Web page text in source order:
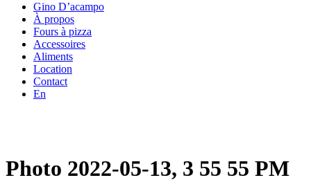
Gino D’acampo
À propos
Fours à pizza
Accessoires
Aliments
Location
Contact
En
Photo 2022-05-13, 3 55 55 PM